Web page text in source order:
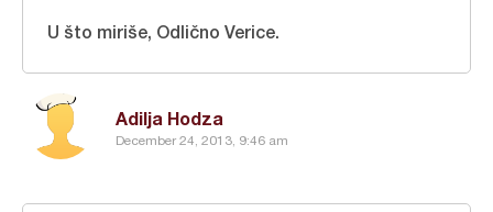
Adilja Hodza
December 24, 2013, 9:46 am
U što miriše, Odlično Verice.